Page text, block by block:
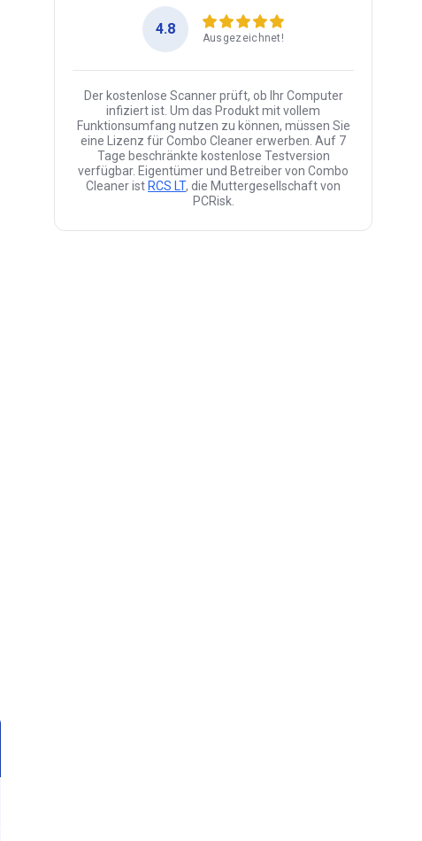
4.8
Ausgezeichnet!
Der kostenlose Scanner prüft, ob Ihr Computer
infiziert ist. Um das Produkt mit vollem
Funktionsumfang nutzen zu können, müssen Sie
eine Lizenz für Combo Cleaner erwerben. Auf 7
Tage beschränkte kostenlose Testversion
verfügbar. Eigentümer und Betreiber von Combo
Cleaner ist RCS LT, die Muttergesellschaft von
PCRisk.